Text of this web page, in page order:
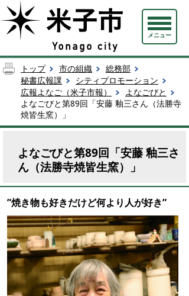
メニュー
トップ 市の組織
総務部
秘書広報課
シティプロモーション
広報よなご（米子市報）
よなごびと
よなごびと第89回「安藤 釉三さん（法勝寺
焼皆生窯）」
よなごびと第89回「安藤 釉三さ
ん（法勝寺焼皆生窯）」
”焼き物も好きだけど何より人が好き”